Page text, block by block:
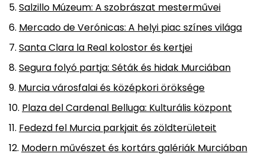
Salzillo Múzeum: A szobrászat mesterművei
Mercado de Verónicas: A helyi piac színes világa
Santa Clara la Real kolostor és kertjei
Segura folyó partja: Séták és hidak Murciában
Murcia városfalai és középkori öröksége
Plaza del Cardenal Belluga: Kulturális központ
Fedezd fel Murcia parkjait és zöldterületeit
Modern művészet és kortárs galériák Murciában